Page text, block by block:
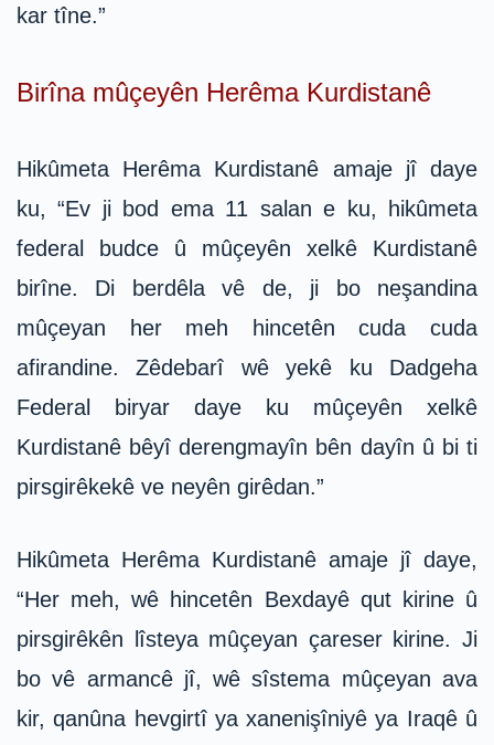
kar tîne.”
Birîna mûçeyên Herêma Kurdistanê
Hikûmeta Herêma Kurdistanê amaje jî daye
ku, “Ev ji bod ema 11 salan e ku, hikûmeta
federal budce û mûçeyên xelkê Kurdistanê
birîne. Di berdêla vê de, ji bo neşandina
mûçeyan her meh hincetên cuda cuda
afirandine. Zêdebarî wê yekê ku Dadgeha
Federal biryar daye ku mûçeyên xelkê
Kurdistanê bêyî derengmayîn bên dayîn û bi ti
pirsgirêkekê ve neyên girêdan.”
Hikûmeta Herêma Kurdistanê amaje jî daye,
“Her meh, wê hincetên Bexdayê qut kirine û
pirsgirêkên lîsteya mûçeyan çareser kirine. Ji
bo vê armancê jî, wê sîstema mûçeyan ava
kir, qanûna hevgirtî ya xanenişîniyê ya Iraqê û